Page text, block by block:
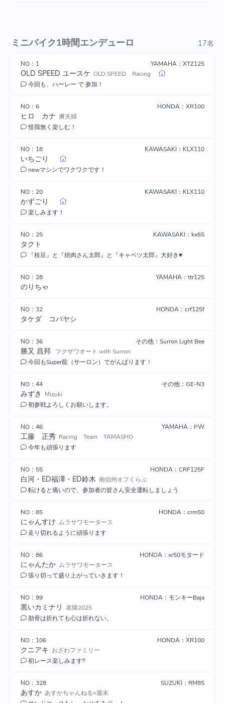
17名
ミニバイク1時間エンデューロ
NO：1 YAMAHA：XTZ125
OLD SPEED ユースケ OLD SPEED Racing
今回も、ハーレー で 参加！
NO：6 HONDA：XR100
ヒロ カナ 虜夫婦
怪我無く楽しむ！
NO：18 KAWASAKI：KLX110
いちごり
newマシンでワクワクです！
NO：20 KAWASAKI：KLX110
かずごり
楽しみます！
NO：25 KAWASAKI：kx65
タクト
『枝豆』と『焼肉さん太郎』と『キャベツ太郎』大好き♥
NO：28 YAMAHA：ttr125
のりちゃ
NO：32 HONDA：crf125f
タケダ コバヤシ
NO：36 その他：Surron Light Bee
勝又 昌邦
フクザワオート with Surron
今回もSuper龍（サーロン）でがんばります！
NO：44 その他：GE-N3
みずき
Mizuki
初参戦よろしくお願いします。
NO：46 YAMAHA：PW
工藤 正秀 Racing Team TAMASHO
今年も頑張ります
NO：55 HONDA：CRF125F
白河・ED福澤・ED鈴木 南信州オフくらぶ
転けると痛いので、参加者の皆さん安全運転しましょう
NO：85 HONDA：crm50
にゃんすけ ムラサワモータース
走り切れるように頑張ります
NO：86 HONDA：xr50モタード
にゃんたか ムラサワモータース
張り切って盛り上がっていきます！
NO：99 HONDA：モンキーBaja
黒いカミナリ 老猿2025
肋骨は折れても心は折れない。
NO：106 HONDA：XR100
クニアキ おざわファミリー
初レース楽しみます!!
NO：328 SUZUKI：RM85
あすか あすかちゃんねる×週末